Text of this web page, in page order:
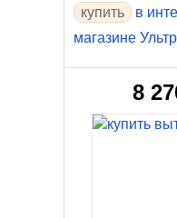
в
магазине
8